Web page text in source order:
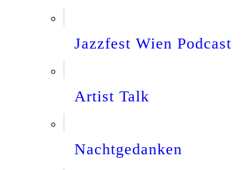
Jazzfest Wien Podcast
Artist Talk
Nachtgedanken